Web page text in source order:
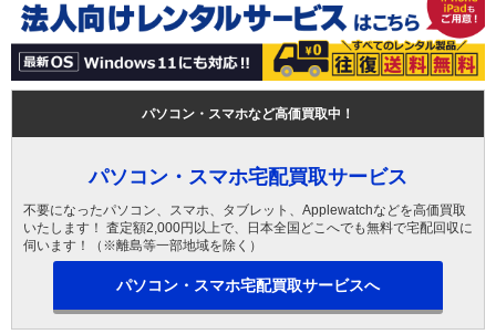
パソコン・スマホなど高価買取中！
パソコン・スマホ宅配買取サービス
不要になったパソコン、スマホ、タブレット、Applewatchなどを高価買取
いたします！ 査定額2,000円以上で、日本全国どこへでも無料で宅配回収に
伺います！（※離島等一部地域を除く）
パソコン・スマホ宅配買取サービスへ